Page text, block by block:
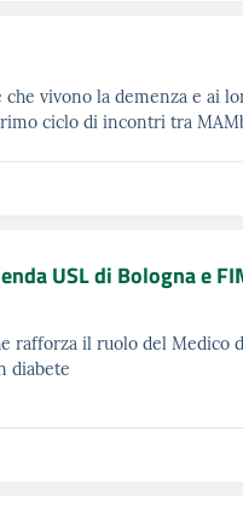
vivono la demenza e ai
ciclo di incontri tra
USL di Bologna e
rafforza il ruolo del Medico
diabete